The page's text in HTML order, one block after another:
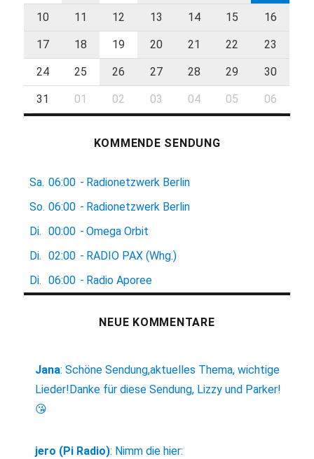
10 11 12 13 14 15 16
17 18 19 20 21 22 23
24 25 26 27 28 29 30
31 01 02 03 04 05 06
KOMMENDE SENDUNG
Sa. 06:00 - Radionetzwerk Berlin
So. 06:00 - Radionetzwerk Berlin
Di.
00:00 - Omega Orbit
Di.
02:00 - RADIO PAX (Whg.)
Di.
06:00 - Radio Aporee
NEUE KOMMENTARE
Jana:Schöne Sendung,aktuelles Thema, wichtige
Lieder!Danke für diese Sendung, Lizzy und Parker!
😘
jero (Pi Radio): Nimm die hier: